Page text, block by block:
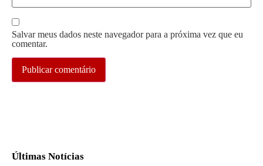
Salvar meus dados neste navegador para a próxima vez que eu
comentar.
Últimas Notícias